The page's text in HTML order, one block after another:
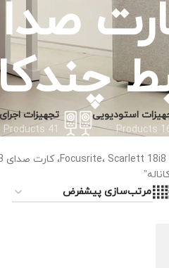
استودیویی
167
تجهیزات
41 Products